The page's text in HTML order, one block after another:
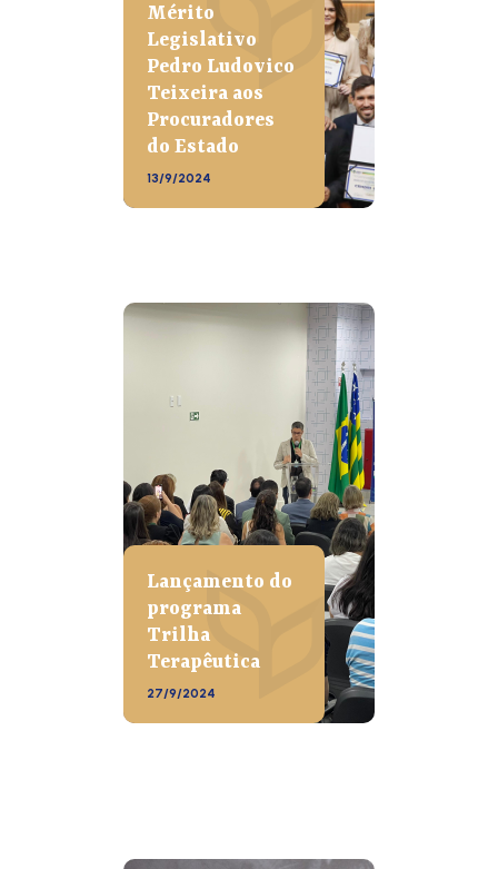
Mérito
Legislativo
Pedro Ludovico
Teixeira aos
Procuradores
do Estado
13/9/2024
Lançamento do
programa
Trilha
Terapêutica
27/9/2024